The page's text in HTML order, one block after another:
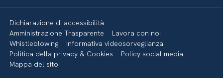
Dichiarazione di accessibilità
Amministrazione Trasparente
Lavora con noi
Whistleblowing
Informativa videosorveglianza
Politica della privacy & Cookies
Policy social media
Mappa del sito